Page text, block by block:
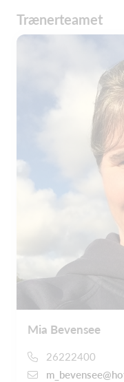
Trænerteamet
Mia Bevensee
26222400